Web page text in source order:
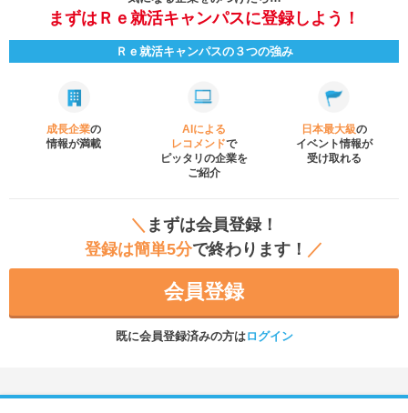
まずはＲｅ就活キャンパスに登録しよう！
Ｒｅ就活キャンパスの３つの強み
成長企業の
情報が満載
AIによる
レコメンドで
ピッタリの企業を
ご紹介
日本最大級の
イベント情報が
受け取れる
＼ まずは会員登録！
登録は簡単5分で終わります！ ／
会員登録
既に会員登録済みの方はログイン